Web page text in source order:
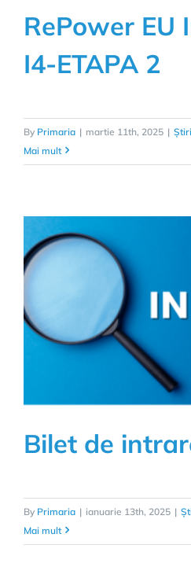
RePower EU
I4-ETAPA 2
By Primaria | martie 11th, 2025 | Știri
Mai mult
Bilet de
By Primaria | ianuarie 13th, 2025 |
Mai mult